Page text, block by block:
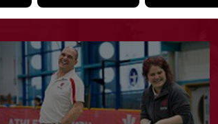
yn yr adran hon a allai fod o ddiddordeb.